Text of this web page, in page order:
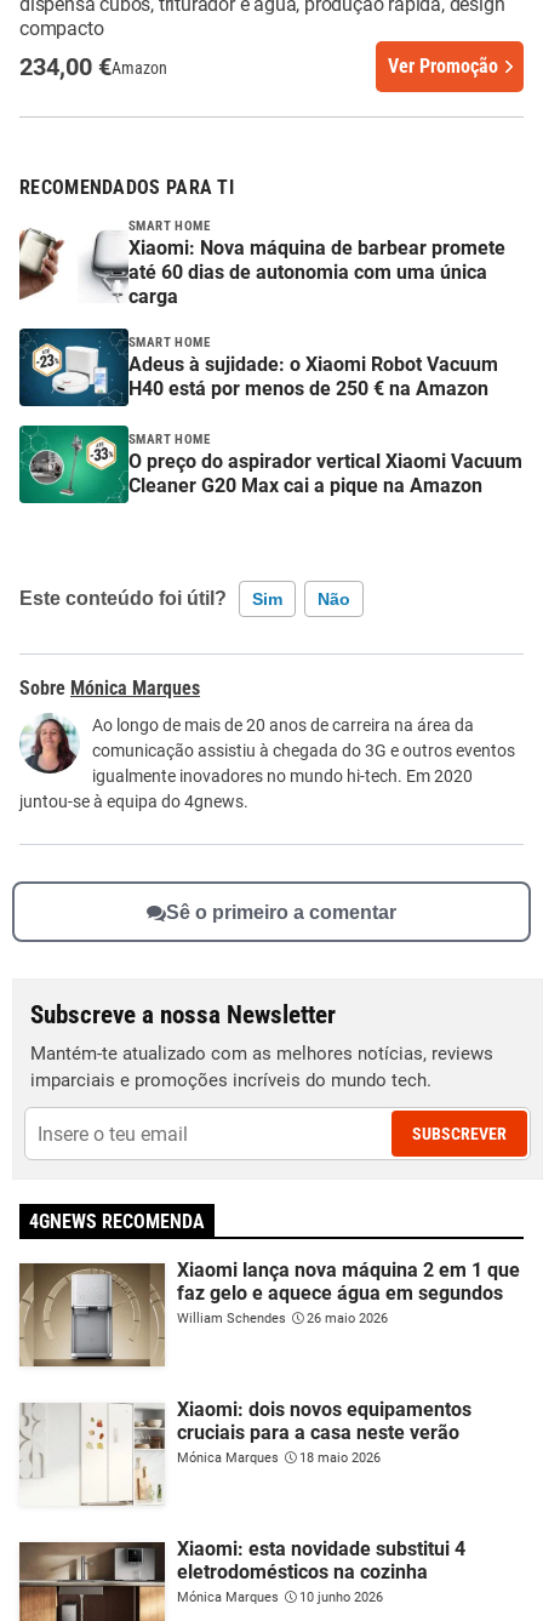
compacto
234,00 €Amazon Ver Promoção
RECOMENDADOS PARA TI
SMART HOME
Xiaomi: Nova máquina de barbear promete
até 60 dias de autonomia com uma única
carga
SMART HOME
Adeus à sujidade: o Xiaomi Robot Vacuum
H40 está por menos de 250 € na Amazon
SMART HOME
O preço do aspirador vertical Xiaomi Vacuum
Cleaner G20 Max cai a pique na Amazon
Este conteúdo foi útil? Sim Não
Este conteúdo contém informação incorreta
Este conteúdo não tem a informação que procuro
Outro
Mónica Marques
Ao longo de mais de 20 anos de carreira na área da
comunicação assistiu à chegada do 3G e outros eventos
igualmente inovadores no mundo hi-tech. Em 2020
juntou-se à equipa do 4gnews.
Sê o primeiro a comentar
Subscreve a nossa Newsletter
Mantém-te atualizado com as melhores notícias, reviews
imparciais e promoções incríveis do mundo tech.
SUBSCREVER
4GNEWS RECOMENDA
Xiaomi lança nova máquina 2 em 1 que
faz gelo e aquece água em segundos
William Schendes 26 maio 2026
Xiaomi: dois novos equipamentos
cruciais para a casa neste verão
Mónica Marques 18 maio 2026
Xiaomi: esta novidade substitui 4
eletrodomésticos na cozinha
Mónica Marques 10 junho 2026